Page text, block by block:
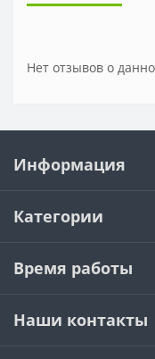
Нет отзывов о
Информация
Категории
Время работы
Наши контакты